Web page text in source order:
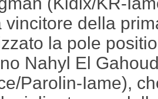
vincitore della
la pole
Nahyl El
Parolin-Iame),